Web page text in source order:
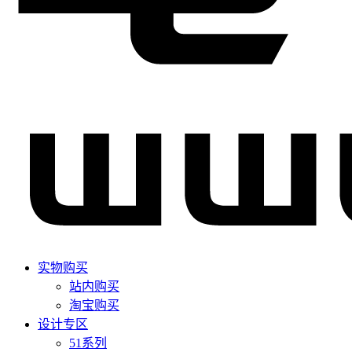
实物购买
站内购买
淘宝购买
设计专区
51系列